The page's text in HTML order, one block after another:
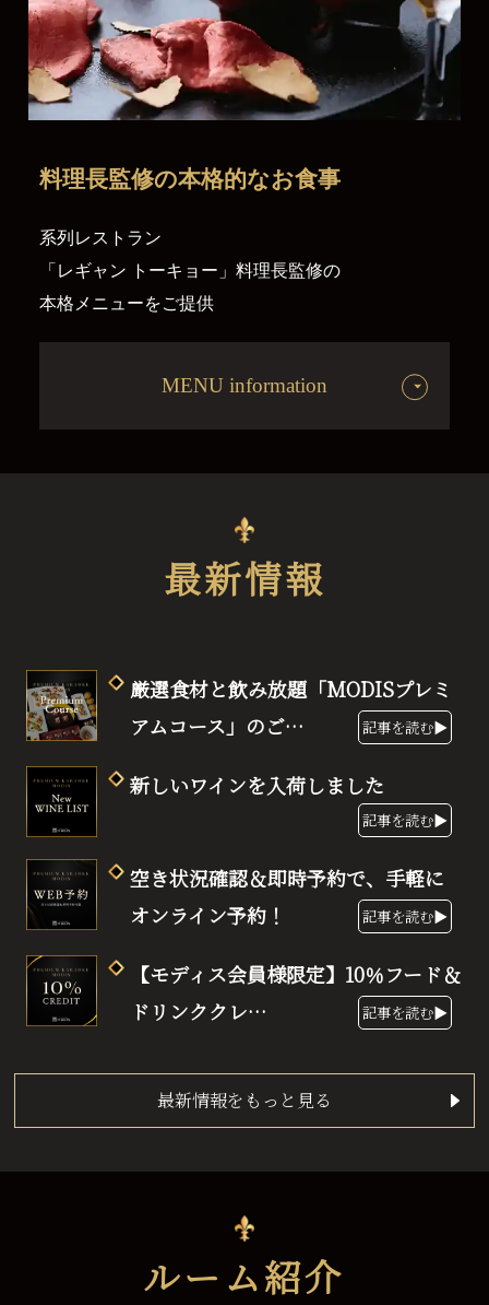
料理長監修の本格的なお食事
系列レストラン
「レギャン トーキョー」料理長監修の
本格メニューをご提供
MENU information
最新情報
厳選食材と飲み放題「MODISプレミ
アムコース」のご…
記事を読む▶
新しいワインを入荷しました
記事を読む▶
空き状況確認＆即時予約で、手軽に
オンライン予約！
記事を読む▶
【モディス会員様限定】10％フード＆
ドリンククレ…
記事を読む▶
最新情報をもっと見る
ルーム紹介